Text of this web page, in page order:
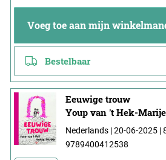
Voeg toe aan mijn
Bestelbaar
Eeuwige trouw
Youp van 't Hek-
Nederlands | 20-06-2025 |
9789400412538